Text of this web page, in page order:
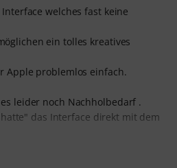
welches fast keine
ein tolles kreatives
Apple problemlos einfach.
leider noch Nachholbedarf .
das Interface direkt mit dem